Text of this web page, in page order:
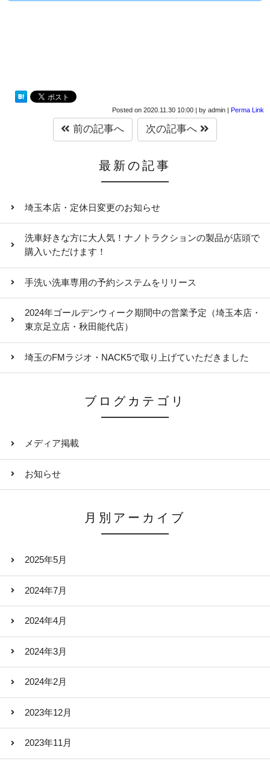
Posted on 2020.11.30 10:00 | by admin | Perma Link
前の記事へ 次の記事へ
最新の記事
埼玉本店・定休日変更のお知らせ
洗車好きな方に大人気！ナノトラクションの製品が店頭で
購入いただけます！
手洗い洗車専用の予約システムをリリース
2024年ゴールデンウィーク期間中の営業予定（埼玉本店・
東京足立店・秋田能代店）
埼玉のFMラジオ・NACK5で取り上げていただきました
ブログカテゴリ
メディア掲載
お知らせ
月別アーカイブ
2025年5月
2024年7月
2024年4月
2024年3月
2024年2月
2023年12月
2023年11月